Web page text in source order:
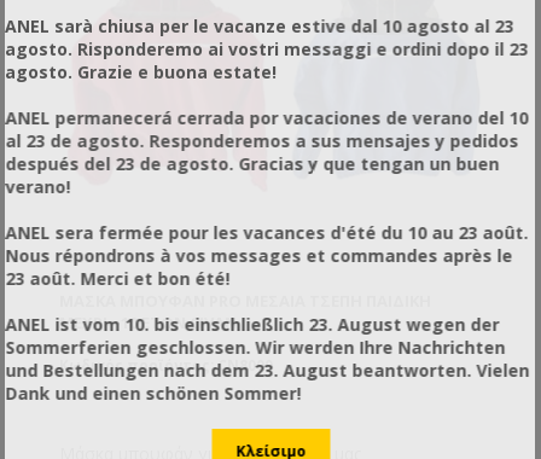
ΜΈΧΡΙ ~10 ΕΤΏΝ CIVAN
Κωδικός προϊόντος: CN8000
Μάσκα μπουφάν για τους μικρούς μας
ANEL sarà chiusa per le vacanze estive dal 10 agosto al 23
agosto. Risponderemo ai vostri messaggi e ordini dopo il 23
agosto. Grazie e buona estate!
ANEL permanecerá cerrada por vacaciones de verano del 10
al 23 de agosto. Responderemos a sus mensajes y pedidos
después del 23 de agosto. Gracias y que tengan un buen
verano!
ANEL sera fermée pour les vacances d'été du 10 au 23 août.
Nous répondrons à vos messages et commandes après le
23 août. Merci et bon été!
ANEL ist vom 10. bis einschließlich 23. August wegen der
Sommerferien geschlossen. Wir werden Ihre Nachrichten
und Bestellungen nach dem 23. August beantworten. Vielen
Dank und einen schönen Sommer!